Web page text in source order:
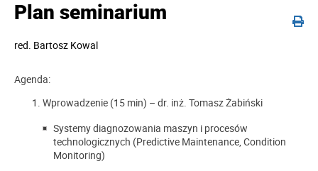
Plan seminarium
red. Bartosz Kowal
Agenda:
Wprowadzenie (15 min) – dr. inż. Tomasz Żabiński
Systemy diagnozowania maszyn i procesów
technologicznych (Predictive Maintenance, Condition
Monitoring)